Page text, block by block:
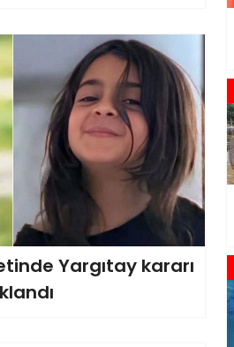
Yargıtay kararı